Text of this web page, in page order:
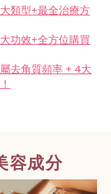
類型+最全治療方
功效+全方位購買
去角質頻率 + 4大
容成分